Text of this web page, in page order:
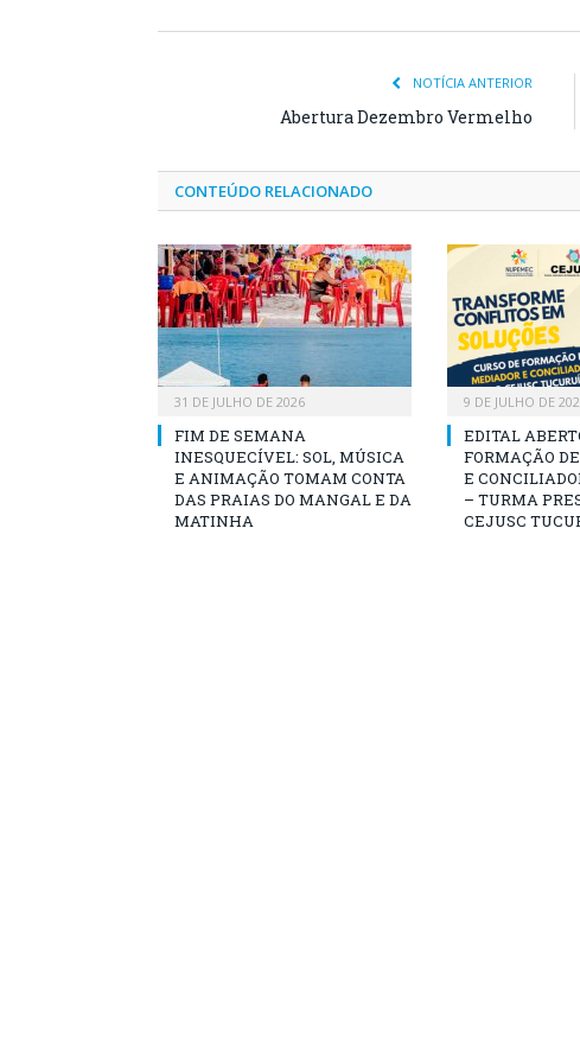
NOTÍCIA ANTERIOR
Abertura Dezembro Vermelho
CONTEÚDO RELACIONADO
31 DE JULHO DE 2026
FIM DE SEMANA
INESQUECÍVEL: SOL, MÚSICA
E ANIMAÇÃO TOMAM CONTA
DAS PRAIAS DO MANGAL E DA
MATINHA
9 DE JULHO DE
EDITAL
FORMAÇÃO
E
– TURMA
CEJUSC